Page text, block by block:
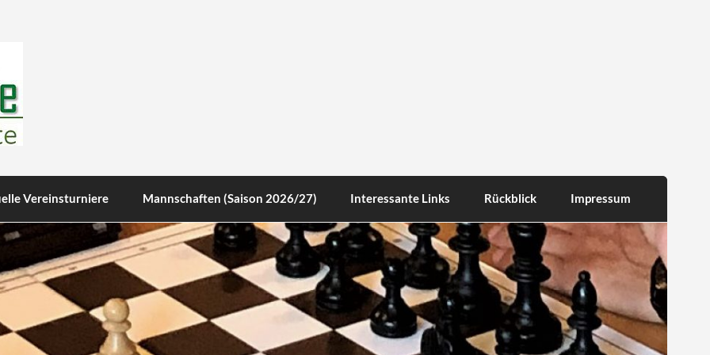
Vereinsturniere Mannschaften (Saison 2026/27) Interessante Links Rückblick Impressum